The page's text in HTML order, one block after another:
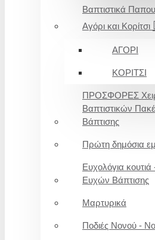
Βαπτιστικά
Αγόρι και Κορίτσι
ΑΓΟΡΙ
ΚΟΡΙΤΣΙ
ΠΡΟΣΦΟΡΕΣ
Βαπτιστικών
Βάπτισης
Πρώτη δημόσια
Ευχολόγια κουτιά
Ευχών Βάπτισης
Μαρτυρικά
Ποδιές Νονού -